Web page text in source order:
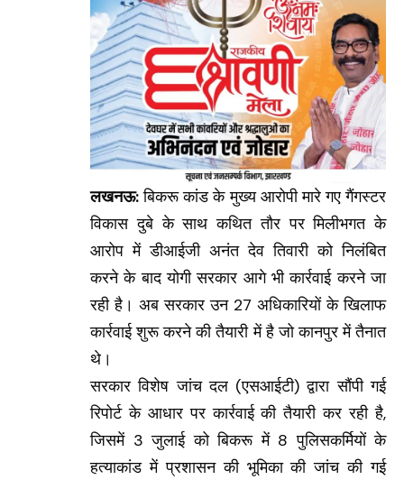
लखनऊ:बिकरू कांड के मुख्य आरोपी मारे गए गैंगस्टर
विकास दुबे के साथ कथित तौर पर मिलीभगत के
आरोप में डीआईजी अनंत देव तिवारी को निलंबित
करने के बाद योगी सरकार आगे भी कार्रवाई करने जा
रही है। अब सरकार उन 27 अधिकारियों के खिलाफ
कार्रवाई शुरू करने की तैयारी में है जो कानपुर में तैनात
थे।
सरकार विशेष जांच दल (एसआईटी) द्वारा सौंपी गई
रिपोर्ट के आधार पर कार्रवाई की तैयारी कर रही है,
जिसमें 3 जुलाई को बिकरू में 8 पुलिसकर्मियों के
हत्याकांड में प्रशासन की भूमिका की जांच की गई